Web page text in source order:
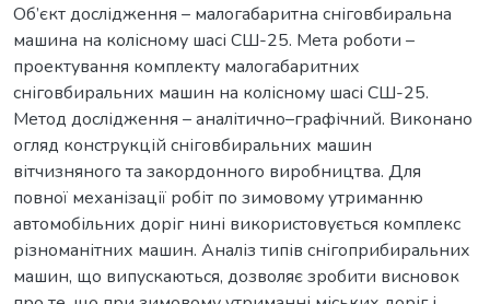
Об’єкт дослідження – малогабаритна сніговбиральна
машина на колісному шасі СШ-25. Мета роботи –
проектування комплекту малогабаритних
сніговбиральних машин на колісному шасі СШ-25.
Метод дослідження – аналітично–графічний. Виконано
огляд конструкцій сніговбиральних машин
вітчизняного та закордонного виробництва. Для
повної механізації робіт по зимовому утриманню
автомобільних доріг нині використовується комплекс
різноманітних машин. Аналіз типів снігоприбиральних
машин, що випускаються, дозволяє зробити висновок